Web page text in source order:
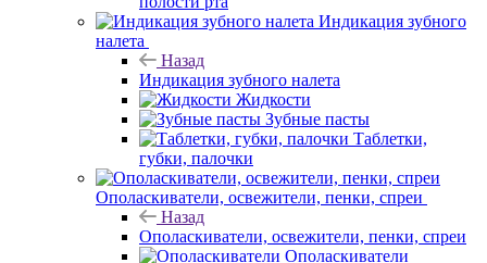
Индикация зубного
налета
Назад
Индикация зубного налета
Жидкости
Зубные пасты
Таблетки,
губки, палочки
Ополаскиватели, освежители, пенки, спреи
Назад
Ополаскиватели, освежители, пенки, спреи
Ополаскиватели